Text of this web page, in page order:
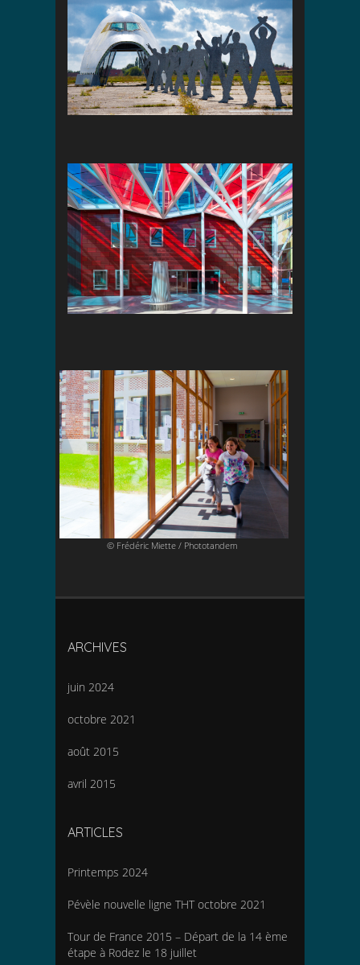
© Frédéric Miette / Phototandem
ARCHIVES
juin 2024
octobre 2021
août 2015
avril 2015
ARTICLES
Printemps 2024
Pévèle nouvelle ligne THT octobre 2021
Tour de France 2015 – Départ de la 14 ème
étape à Rodez le 18 juillet